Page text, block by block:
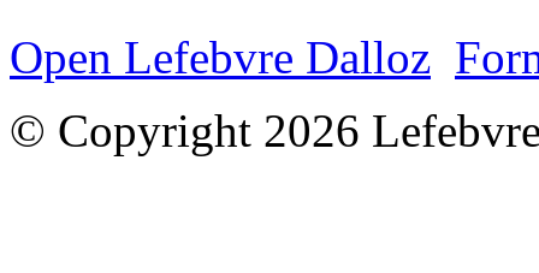
Open Lefebvre Dalloz
© Copyright 2026